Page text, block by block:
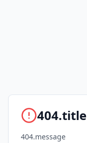
404.title
404.message